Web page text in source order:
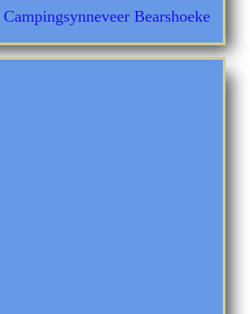
Campingsynneveer Bearshoeke